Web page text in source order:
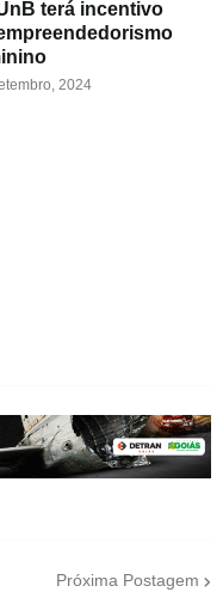
terá incentivo
2024
Próxima Postagem